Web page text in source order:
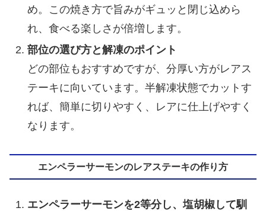
め。この焼き方で旨みがギュッと閉じ込めら
れ、食べる楽しさが倍増します。
部位の選び方と解凍のポイント
どの部位もおすすめですが、分厚い方がレアス
テーキに向いています。半解凍状態でカットす
れば、簡単に切りやすく、レアに仕上げやすく
なります。
エンペラーサーモンのレアステーキの作り方
エンペラーサーモンを2等分し、塩胡椒して馴